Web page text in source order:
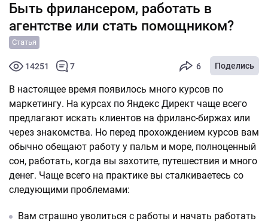
Быть фрилансером, работать в
агентстве или стать помощником?
Статья
14251 7 6 Поделись
В настоящее время появилось много курсов по
маркетингу. На курсах по Яндекс Директ чаще всего
предлагают искать клиентов на фриланс-биржах или
через знакомства. Но перед прохождением курсов вам
обычно обещают работу у пальм и море, полноценный
сон, работать, когда вы захотите, путешествия и много
денег. Чаще всего на практике вы сталкиваетесь со
следующими проблемами:
Вам страшно уволиться с работы и начать работать